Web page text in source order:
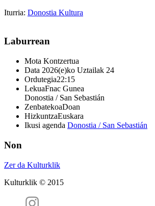
Iturria: Donostia Kultura
Laburrean
Mota Kontzertua
Data 2026(e)ko Uztailak 24
Ordutegia22:15
LekuaFnac Gunea
Donostia / San Sebastián
ZenbatekoaDoan
HizkuntzaEuskara
Ikusi agenda Donostia / San Sebastián
Non
Zer da Kulturklik
Kulturklik © 2015